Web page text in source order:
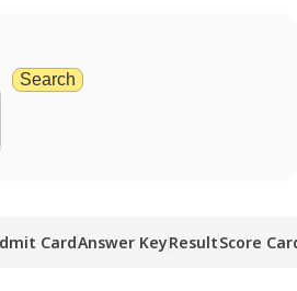
Search
CardAnswer KeyResultScore